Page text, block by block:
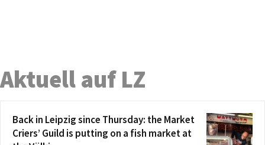
Aktuell auf LZ
Back in Leipzig since Thursday: the Market
Criers’ Guild is putting on a fish market at